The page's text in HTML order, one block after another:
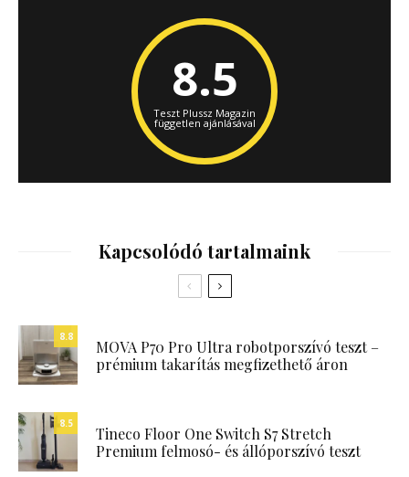
8.5
Teszt Plussz Magazin
független ajánlásával
Kapcsolódó tartalmaink
8.8
MOVA P70 Pro Ultra robotporszívó teszt –
prémium takarítás megfizethető áron
8.5
Tineco Floor One Switch S7 Stretch
Premium felmosó- és állóporszívó teszt